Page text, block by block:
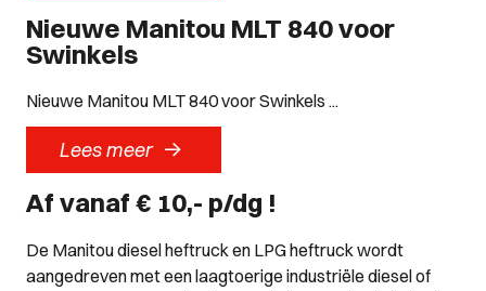
Nieuwe Manitou MLT 840 voor
Swinkels
Nieuwe Manitou MLT 840 voor Swinkels ...
Lees meer ->
Af vanaf € 10,- p/dg !
De Manitou diesel heftruck en LPG heftruck wordt
aangedreven met een laagtoerige industriële diesel of